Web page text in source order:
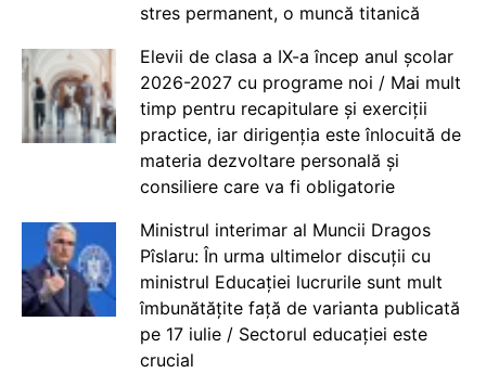
stres permanent, o muncă titanică
Elevii de clasa a IX-a încep anul școlar
2026-2027 cu programe noi / Mai mult
timp pentru recapitulare și exerciții
practice, iar dirigenția este înlocuită de
materia dezvoltare personală și
consiliere care va fi obligatorie
Ministrul interimar al Muncii Dragos
Pîslaru: În urma ultimelor discuții cu
ministrul Educației lucrurile sunt mult
îmbunătățite față de varianta publicată
pe 17 iulie / Sectorul educației este
crucial